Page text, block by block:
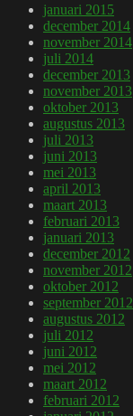
januari 2015
december 2014
november 2014
juli 2014
december 2013
november 2013
oktober 2013
augustus 2013
juli 2013
juni 2013
mei 2013
april 2013
maart 2013
februari 2013
januari 2013
december 2012
november 2012
oktober 2012
september 2012
augustus 2012
juli 2012
juni 2012
mei 2012
maart 2012
februari 2012